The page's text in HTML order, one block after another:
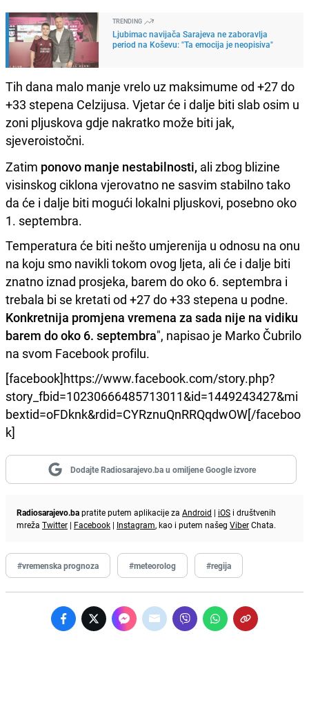
TRENDING
Ljubimac navijača Sarajeva ne zaboravlja
period na Koševu: "Ta emocija je neopisiva"
Tih dana malo manje vrelo uz maksimume od +27 do
+33 stepena Celzijusa. Vjetar će i dalje biti slab osim u
zoni pljuskova gdje nakratko može biti jak,
sjeveroistočni.
Zatim ponovo manje nestabilnosti, ali zbog blizine
visinskog ciklona vjerovatno ne sasvim stabilno tako
da će i dalje biti mogući lokalni pljuskovi, posebno oko
1. septembra.
Temperatura će biti nešto umjerenija u odnosu na onu
na koju smo navikli tokom ovog ljeta, ali će i dalje biti
znatno iznad prosjeka, barem do oko 6. septembra i
trebala bi se kretati od +27 do +33 stepena u podne.
Konkretnija promjena vremena za sada nije na vidiku
barem do oko 6. septembra", napisao je Marko Čubrilo
na svom Facebook profilu.
[facebook]https://www.facebook.com/story.php?
story_fbid=10230666485713011&id=1449243427&mi
bextid=oFDknk&rdid=CYRznuQnRRQqdwOW[/faceboo
k]
Dodajte Radiosarajevo.ba u omiljene Google izvore
Radiosarajevo.bapratite putem aplikacije za Android | iOS i društvenih
mreža Twitter | Facebook | Instagram, kao i putem našeg ViberChata.
#vremenska prognoza #meteorolog #regija